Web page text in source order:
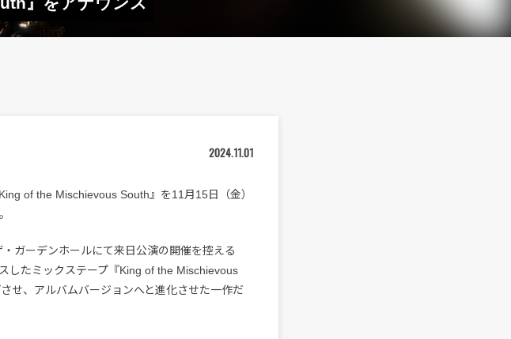
2024.11.01
of the Mischievous South』を11月15日（金）
ガーデンホールにて来日公演の開催を控える
したミックステープ『King of the Mischievous
せ、アルバムバージョンへと進化させた一作だ